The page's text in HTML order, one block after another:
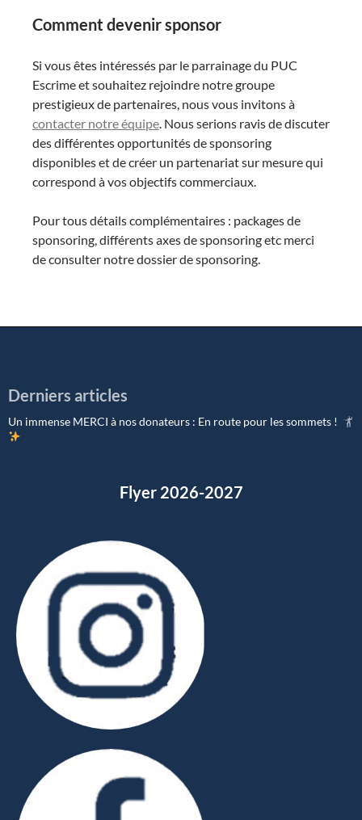
Comment devenir sponsor
Si vous êtes intéressés par le parrainage du PUC
Escrime et souhaitez rejoindre notre groupe
prestigieux de partenaires, nous vous invitons à
contacter notre équipe. Nous serions ravis de discuter
des différentes opportunités de sponsoring
disponibles et de créer un partenariat sur mesure qui
correspond à vos objectifs commerciaux.
Pour tous détails complémentaires : packages de
sponsoring, différents axes de sponsoring etc merci
de consulter notre dossier de sponsoring.
Derniers articles
Un immense MERCI à nos donateurs : En route pour les sommets !
Flyer 2026-2027